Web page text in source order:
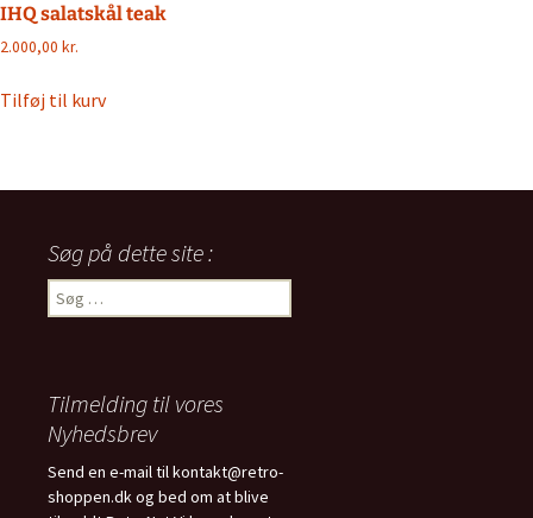
IHQ salatskål teak
2.000,00 kr.
Tilføj til kurv
Søg på dette site :
Søg
efter:
Tilmelding til vores
Nyhedsbrev
Send en e-mail til kontakt@retro-
shoppen.dk og bed om at blive